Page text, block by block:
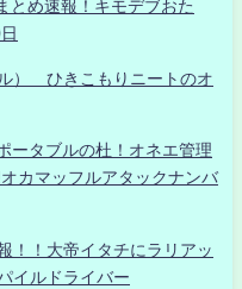
とめ速報！キモデブおた
） ひきこもりニートのオ
ータブルの杜！オネエ管理
カマッフルアタックナンバ
！！大帝イタチにラリアッ
イルドライバー